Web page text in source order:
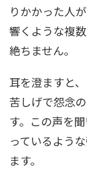
りかかった人が
響くような複
絶ちません。
耳を澄ますと
苦しげで怨念
す。この声を
っているよう
ます。